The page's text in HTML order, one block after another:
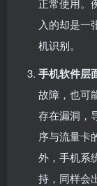
正常使用。
入的却是一
机识别。
手机软件层
故障，也可
存在漏洞，
序与流量卡
外，手机系
持，同样会